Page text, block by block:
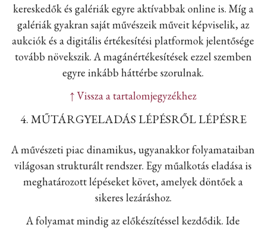
kereskedők és galériák egyre aktívabbak online is. Míg a
galériák gyakran saját művészeik műveit képviselik, az
aukciók és a digitális értékesítési platformok jelentősége
tovább növekszik. A magánértékesítések ezzel szemben
egyre inkább háttérbe szorulnak.
↑ Vissza a tartalomjegyzékhez
4. MŰTÁRGYELADÁS LÉPÉSRŐL LÉPÉSRE
A művészeti piac dinamikus, ugyanakkor folyamataiban
világosan strukturált rendszer. Egy műalkotás eladása is
meghatározott lépéseket követ, amelyek döntőek a
sikeres lezáráshoz.
A folyamat mindig az előkészítéssel kezdődik. Ide